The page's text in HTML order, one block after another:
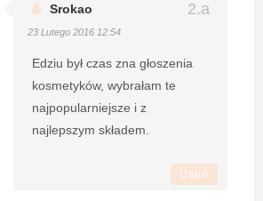
Srokao
23 Lutego 2016 12:54
Edziu był czas zna głoszenia
kosmetyków, wybrałam te
najpopularniejsze i z
najlepszym składem.
Usuń